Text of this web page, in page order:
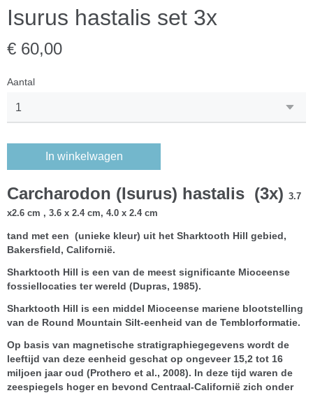
Isurus hastalis set 3x
€ 60,00
Aantal
In winkelwagen
Carcharodon (Isurus) hastalis (3x) 3.7
x2.6 cm , 3.6 x 2.4 cm, 4.0 x 2.4 cm
tand met een (unieke kleur) uit het Sharktooth Hill gebied,
Bakersfield, Californië.
Sharktooth Hill is een van de meest significante Mioceense
fossiellocaties ter wereld (Dupras, 1985).
Sharktooth Hill is een middel Mioceense mariene blootstelling
van de Round Mountain Silt-eenheid van de Temblorformatie.
Op basis van magnetische stratigraphiegegevens wordt de
leeftijd van deze eenheid geschat op ongeveer 15,2 tot 16
miljoen jaar oud (Prothero et al., 2008). In deze tijd waren de
zeespiegels hoger en bevond Centraal-Californië zich onder